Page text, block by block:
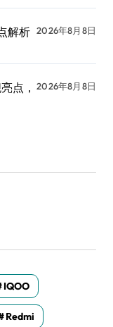
解析 2026年8月8日
点， 2026年8月8日
IQOO
Redmi